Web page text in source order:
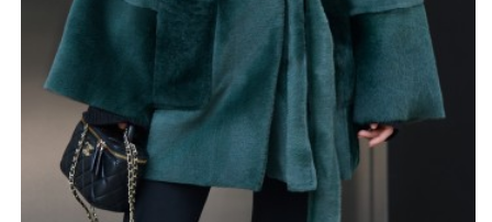
72) позволит каждой женщине подобрать
оптимальный вариант. Особенностью этой модели
является ее итальянский дизайн. Это позволяет
носить пальто как мехом наружу, так и кожей,
создавая разнообразные образы. Данная модель
идеально подходит для евро-зимы, обеспечивая
комфорт и тепло в умеренные морозы.
*описание несет информационный характер, состав и